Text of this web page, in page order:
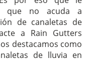
que no acuda a
de canaletas de
a Rain Gutters
destacamos como
de lluvia en